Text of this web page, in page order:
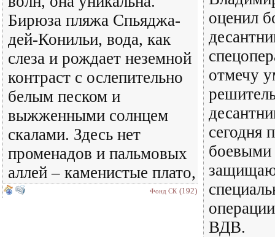
Бирюза пляжа Спьяджа-
дей-Конильи, вода, как
слеза и рождает неземной
контраст с ослепительно
белым песком и
выжженными солнцем
скалами. Здесь нет
променадов и пальмовых
аллей – каменистые плато,
Фонд СК (192)
оценил
отмечу
сегодня
ВДВ.